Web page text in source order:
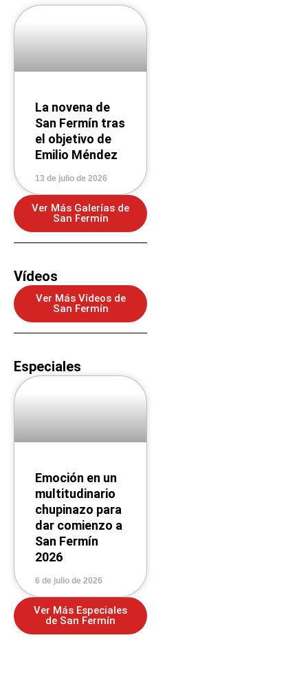
La novena de
San Fermín tras
el objetivo de
Emilio Méndez
13 de julio de 2026
Ver Más Galerías de
San Fermín
Vídeos
Ver Más Vídeos de
San Fermín
Especiales
Emoción en un
multitudinario
chupinazo para
dar comienzo a
San Fermín
2026
6 de julio de 2026
Ver Más Especiales
de San Fermín